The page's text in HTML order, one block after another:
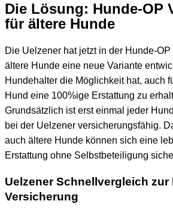
Die Lösung: Hunde-OP
für ältere Hunde
Die Uelzener hat jetzt in der Hunde-
ältere Hunde eine neue Variante
Hundehalter die Möglichkeit hat, auch
Hund eine 100%ige Erstattung zu
Grundsätzlich ist erst einmal jeder
bei der Uelzener versicherungsfähig.
auch ältere Hunde können sich eine
Erstattung ohne Selbstbeteiligung
Uelzener Schnellvergleich zur
Versicherung